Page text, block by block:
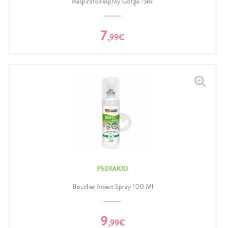
7,99€
PEDIAKID
Bouclier Insect Spray 100 Ml
9,99€